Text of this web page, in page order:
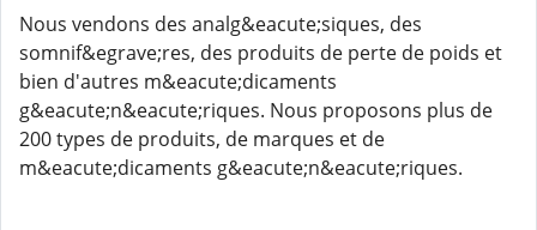
Nous vendons des analg&eacute;siques, des
somnif&egrave;res, des produits de perte de poids et
bien d'autres m&eacute;dicaments
g&eacute;n&eacute;riques. Nous proposons plus de
200 types de produits, de marques et de
m&eacute;dicaments g&eacute;n&eacute;riques.